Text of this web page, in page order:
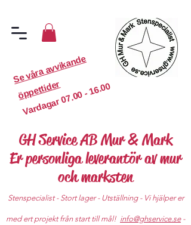
S
e
v
år
a
a
v
vi
k
a
n
d
e
ö
p
p
etti
d
er
Vardagar
07.00 - 16.00
GH Service AB Mur & Mark
Er personliga leverantör av mur
och marksten
Stenspecialist - Stort lager - Utställning - Vi hjälper er
med ert projekt från start till mål! info@ghservice.se-